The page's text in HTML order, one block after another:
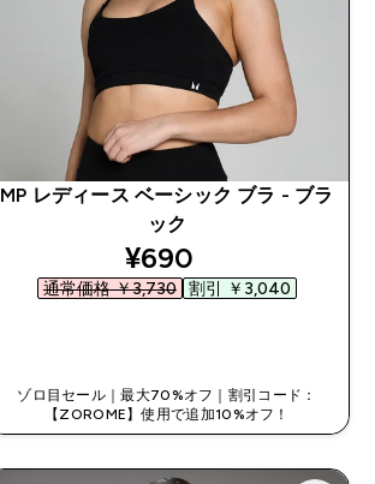
MP レディース ベーシック ブラ - ブラ
ック
discounted price
¥690‎
通常価格 ￥3,730‎ 割引 ￥3,040‎
ゾロ目セール｜最大70%オフ｜割引コード：
【ZOROME】使用で追加10%オフ！